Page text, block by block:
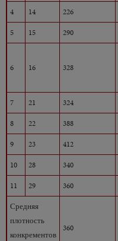
4
14 226
5
15 290
6 16 328
7
21 324
8
22 388
9
23 412
10
28 340
11
29 360
Средняя
плотность
конкрементов
360